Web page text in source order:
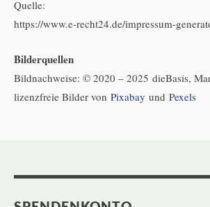
Quelle:
https://www.e-recht24.de/impressum-
Bilderquellen
Bildnachweise: © 2020 – 2025 dieBasis,
lizenzfreie Bilder von Pixabay und Pexels